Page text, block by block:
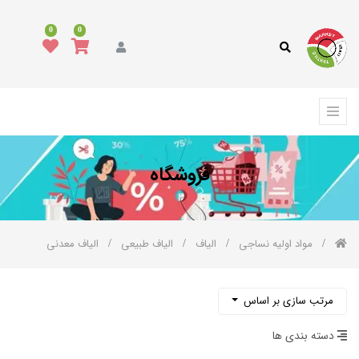
0
0
فروشگاه
مواد اولیه نساجی الیاف الیاف طبیعی الیاف معدنی
مرتب سازی بر اساس
دسته بندی ها
دسته
بندی
همه
کالاها